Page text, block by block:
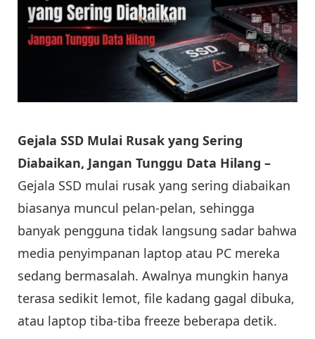
Gejala SSD Mulai Rusak yang Sering
Diabaikan, Jangan Tunggu Data Hilang –
Gejala SSD mulai rusak yang sering diabaikan
biasanya muncul pelan-pelan, sehingga
banyak pengguna tidak langsung sadar bahwa
media penyimpanan laptop atau PC mereka
sedang bermasalah. Awalnya mungkin hanya
terasa sedikit lemot, file kadang gagal dibuka,
atau laptop tiba-tiba freeze beberapa detik.